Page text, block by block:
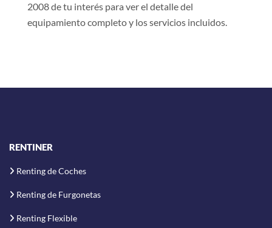
2008 de tu interés para ver el detalle del
equipamiento completo y los servicios incluidos.
RENTINER
Renting de Coches
Renting de Furgonetas
Renting Flexible